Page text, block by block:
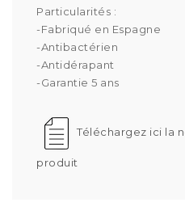
Particularités :
-Fabriqué en Espagne
-Antibactérien
-Antidérapant
-Garantie 5 ans
Téléchargez ici la
produit